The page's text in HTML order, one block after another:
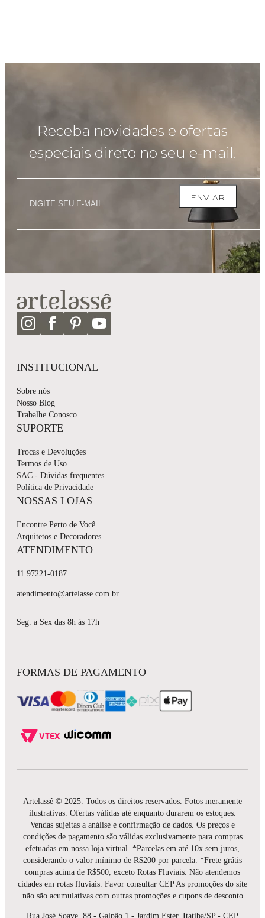
Receba novidades e ofertas
especiais direto no seu e-mail.
ENVIAR
INSTITUCIONAL
Sobre nós
Nosso Blog
Trabalhe Conosco
SUPORTE
Trocas e Devoluções
Termos de Uso
SAC - Dúvidas frequentes
Política de Privacidade
NOSSAS LOJAS
Encontre Perto de Você
Arquitetos e Decoradores
ATENDIMENTO
11 97221-0187
atendimento@artelasse.com.br
Seg. a Sex das 8h às 17h
FORMAS DE PAGAMENTO
Artelassê © 2025. Todos os direitos reservados. Fotos meramente
ilustrativas. Ofertas válidas até enquanto durarem os estoques.
Vendas sujeitas a análise e confirmação de dados. Os preços e
condições de pagamento são válidas exclusivamente para compras
efetuadas em nossa loja virtual. *Parcelas em até 10x sem juros,
considerando o valor mínimo de R$200 por parcela. *Frete grátis
compras acima de R$500, exceto Rotas Fluviais. Não atendemos
cidades em rotas fluviais. Favor consultar CEP As promoções do site
não são acumulativas com outras promoções e cupons de desconto
Rua José Soave, 88 - Galpão 1 - Jardim Ester, Itatiba/SP - CEP